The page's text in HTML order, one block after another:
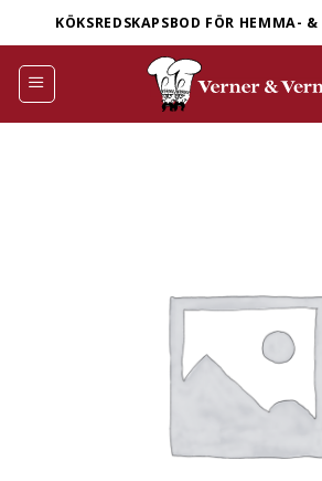
to
content
KÖKSREDSKAPSBOD FÖR HEMMA- &